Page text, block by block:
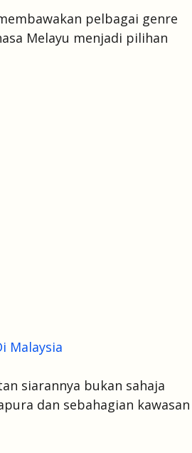
pelbagai genre
Melayu menjadi pilihan
Malaysia
siarannya bukan sahaja
dan sebahagian kawasan